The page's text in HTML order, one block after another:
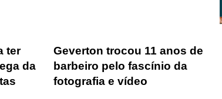
ter
da
Geverton trocou 11 anos de
barbeiro pelo fascínio da
fotografia e vídeo